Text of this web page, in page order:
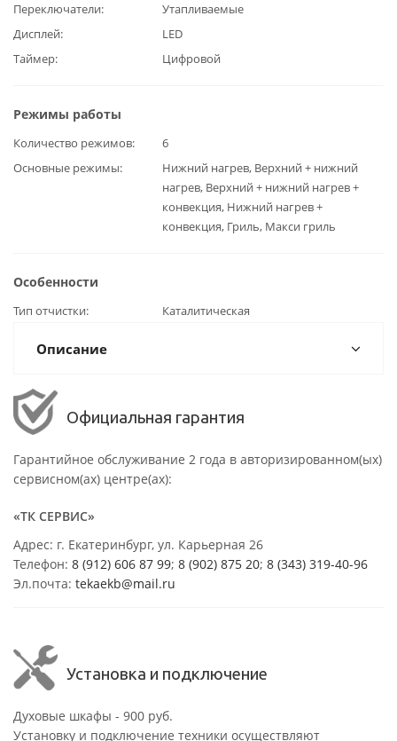
Переключатели
Утапливаемые
Дисплей
LED
Таймер
Цифровой
Режимы работы
Количество режимов
6
Основные режимы
Нижний нагрев, Верхний + нижний
нагрев, Верхний + нижний нагрев +
конвекция, Нижний нагрев +
конвекция, Гриль, Макси гриль
Особенности
Тип отчистки Каталитическая
Описание
Официальная гарантия
Гарантийное обслуживание 2 года в авторизированном(ых)
сервисном(ах) центре(ах):
«ТК СЕРВИС»
Адрес: г. Екатеринбург, ул. Карьерная 26
Телефон: 8 (912) 606 87 99; 8 (902) 875 20; 8 (343) 319-40-96
Эл.почта: tekaekb@mail.ru
Установка и подключение
Духовые шкафы - 900 руб.
Установку и подключение техники осуществляют